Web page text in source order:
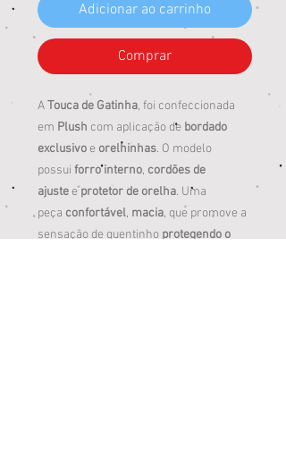
Adicionar ao carrinho
Comprar
ATouca de Gatinha, foi confeccionada
em Plush com aplicação de bordado
exclusivo e orelhinhas. O modelo
possui forro interno, cordões de
ajuste eprotetor de orelha. Uma
peça confortável, macia, que promove a
sensação de quentinho protegendo o